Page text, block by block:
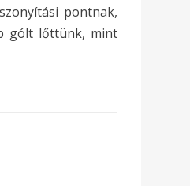
pontnak,
gólt lőttünk, mint